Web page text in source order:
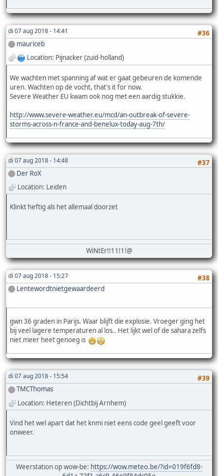
di 07 aug 2018 - 14:41
#36
mauriceb
Location: Pijnacker (zuid-holland)
We wachten met spanning af wat er gaat gebeuren de komende
uren. Wachten op de vocht, that's it for now.
Severe Weather EU kwam ook nog met een aardig stukkie.
http://www.severe-weather.eu/mcd/an-outbreak-of-severe-
storms-across-n-france-and-benelux-today-aug-7th/
di 07 aug 2018 - 14:48
#37
Der RoX
Location: Leiden
Klinkt heftig als het allemaal doorzet
WiNtEr!!11!1!@
di 07 aug 2018 - 15:27
#38
Lentewordtnietgewaardeerd
gwn 36 graden in Parijs. Waar blijft die explosie. Vroeger ging het
bij veel lagere temperaturen al los.. Het lijkt wel of de sahara zelfs
niet meer heet genoeg is
di 07 aug 2018 - 15:54
#39
TMCThomas
Location: Heteren (Dichtbij Arnhem)
Vind het wel apart dat het knmi niet eens code geel geeft voor
onweer.
Weerstation op wow-be: https://wow.meteo.be/?id=019f6fd8-